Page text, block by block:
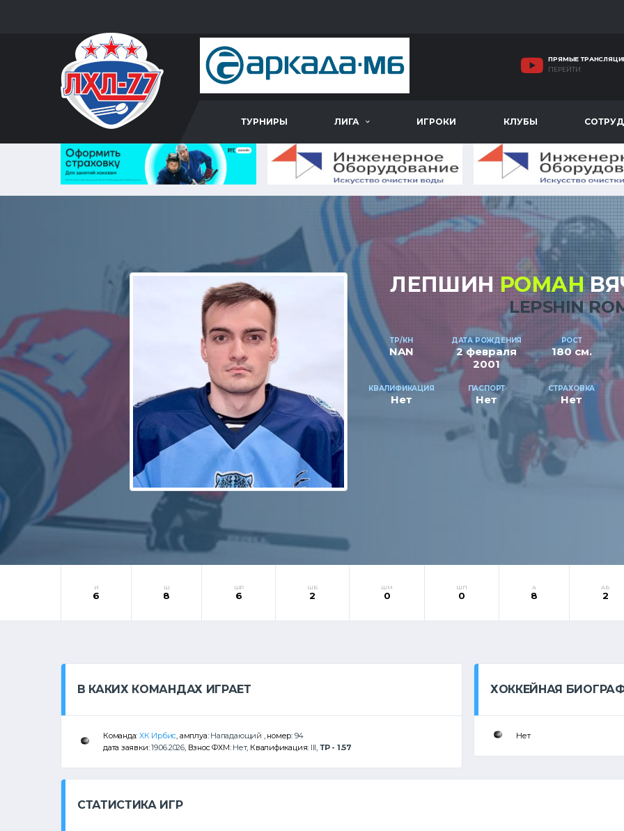
ПРЯМЫЕ
ПЕРЕЙТИ
ТУРНИРЫ ЛИГА ИГРОКИ КЛУБЫ
ЛЕПШИН РОМАН
LEPSHIN
ТР/КН
NAN
ДАТА РОЖДЕНИЯ
2 февраля
2001
РОСТ
180 см.
КВАЛИФИКАЦИЯ
Нет
ПАСПОРТ
Нет
СТРАХОВКА
Нет
И
6
Ш
8
ШР
6
ШБ
2
ШМ
0
ШП
0
А
8
АБ
2
В КАКИХ КОМАНДАХ ИГРАЕТ
Команда:ХК Ирбис , амплуа: Нападающий , номер: 94
дата заявки:19.06.2026, Взнос ФХМ: Нет, Квалификация: III ТР - 1.57
ХОККЕЙНАЯ
Нет
СТАТИСТИКА ИГР